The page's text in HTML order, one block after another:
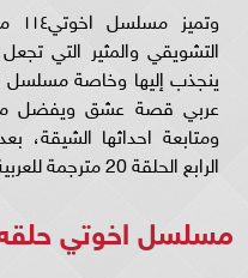
التشويقي والمثير التي
عربي قصة عشق ويفضل
ومتابعة احداثها
الرابع الحلقة 20 مترجمة للعربية نجاحًا كبيرًا.
مسلسل اخوتي حلقه